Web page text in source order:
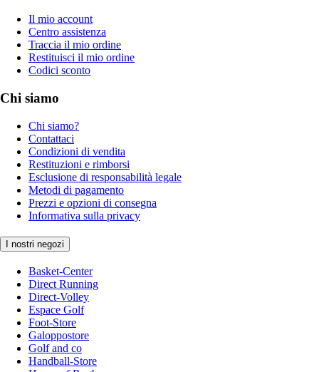
Il mio account
Centro assistenza
Traccia il mio ordine
Restituisci il mio ordine
Codici sconto
Chi siamo
Chi siamo?
Contattaci
Condizioni di vendita
Restituzioni e rimborsi
Esclusione di responsabilità legale
Metodi di pagamento
Prezzi e opzioni di consegna
Informativa sulla privacy
I nostri negozi
Basket-Center
Direct Running
Direct-Volley
Espace Golf
Foot-Store
Galoppostore
Golf and co
Handball-Store